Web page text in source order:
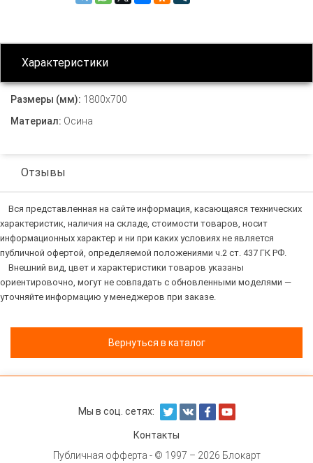
Характеристики
Размеры (мм): 1800х700
Материал: Осина
Отзывы
Вся представленная на сайте информация, касающаяся технических
характеристик, наличия на складе, стоимости товаров, носит
информационных характер и ни при каких условиях не является
публичной офертой, определяемой положениями ч.2 ст. 437 ГК РФ.
Внешний вид, цвет и характеристики товаров указаны
ориентировочно, могут не совпадать с обновленными моделями —
уточняйте информацию у менеджеров при заказе.
Вернуться в каталог
Мы в соц. сетях:
Контакты
Публичная офферта - © 1997 – 2026 Блокарт